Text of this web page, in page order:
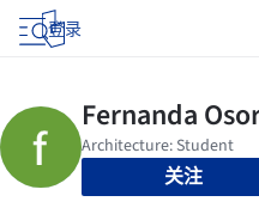
登录
关注